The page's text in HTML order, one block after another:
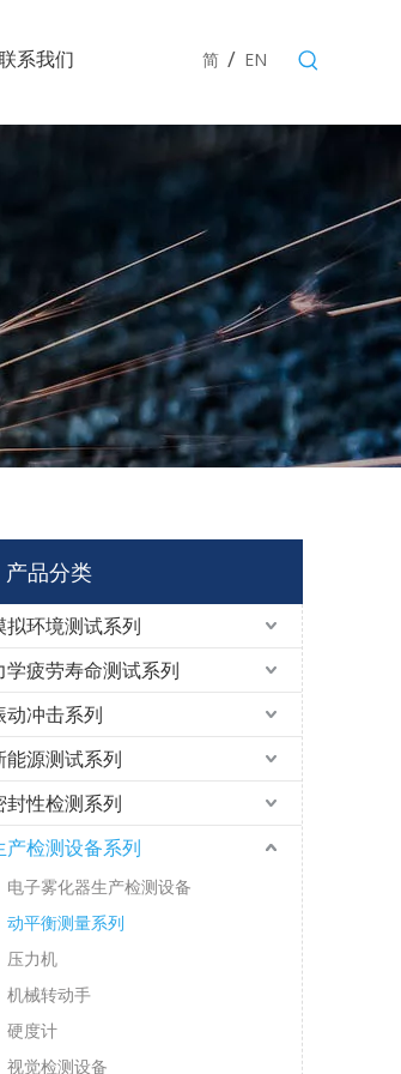
系我们 简 / EN
产品分类
拟环境测试系列
学疲劳寿命测试系列
动冲击系列
能源测试系列
封性检测系列
产检测设备系列
电子雾化器生产检测设备
动平衡测量系列
压力机
机械转动手
硬度计
视觉检测设备